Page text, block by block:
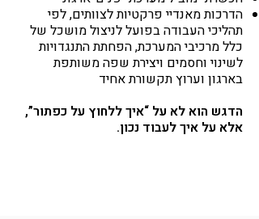
הדרכות מאנדיי פרקטיות לצוותים, לפי
תהליכי העבודה בפועל לניצול מושכל של
כלל מרכיבי המערכת, הפחתת התנגדויות
לשינוי וחסמים ויצירת שפה משותפת
בארגון וערוץ תקשורת אחיד
הדגש הוא לא על “איך ללחוץ על כפתור”,
אלא על איך לעבוד נכון.